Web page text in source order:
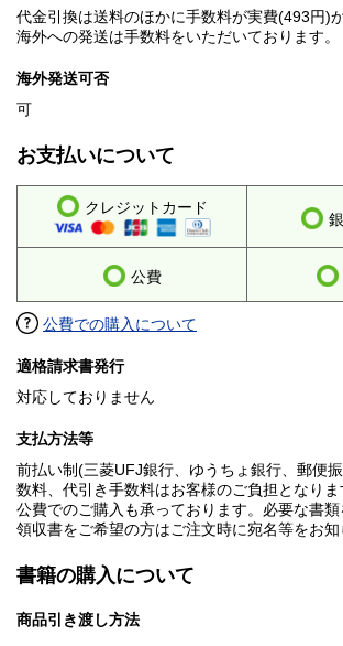
代金引換は送料のほかに手数料が実費(493円)
海外への発送は手数料をいただいております。
海外発送可否
可
お支払いについて
クレジットカード
公費
公費での購入について
適格請求書発行
対応しておりません
支払方法等
前払い制(三菱UFJ銀行、ゆうちょ銀行、郵便
数料、代引き手数料はお客様のご負担となりま
公費でのご購入も承っております。必要な書類
領収書をご希望の方はご注文時に宛名等をお知
書籍の購入について
商品引き渡し方法